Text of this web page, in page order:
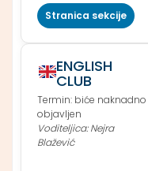
Stranica sekcije
ENGLISH
CLUB
Termin: biće naknadno
objavljen
Voditeljica: Nejra
Blažević